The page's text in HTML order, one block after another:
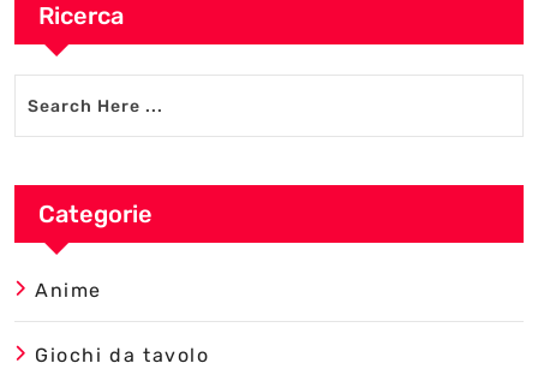
Ricerca
Categorie
Anime
Giochi da tavolo